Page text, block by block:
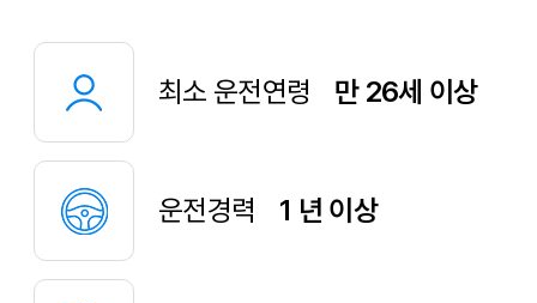
최소 운전연령 만 26세 이상
운전경력 1 년 이상